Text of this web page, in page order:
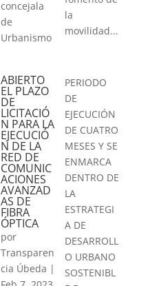
concejala
de
Urbanismo
la
movilidad...
￼￼ABIERTO
EL PLAZO
DE
LICITACIÓ
N PARA LA
EJECUCIÓ
N DE LA
RED DE
COMUNIC
ACIONES
AVANZAD
AS DE
FIBRA
ÓPTICA
por
Transparen
cia Úbeda |
PERIODO
DE
EJECUCIÓN
DE CUATRO
MESES Y SE
ENMARCA
DENTRO DE
LA
ESTRATEGI
A DE
DESARROLL
O URBANO
SOSTENIBL